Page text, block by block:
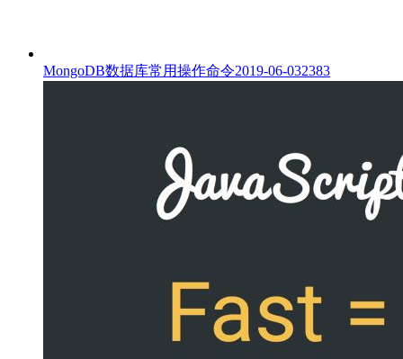
MongoDB数据库常用操作命令2019-06-032383